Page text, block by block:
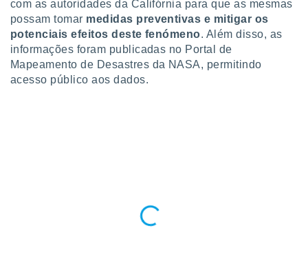
através
com as autoridades da Califórnia para que as mesmas
possam tomar medidas preventivas e mitigar os
potenciais efeitos deste fenómeno. Além disso, as
informações foram publicadas no Portal de
Mapeamento de Desastres da NASA, permitindo
acesso público aos dados.